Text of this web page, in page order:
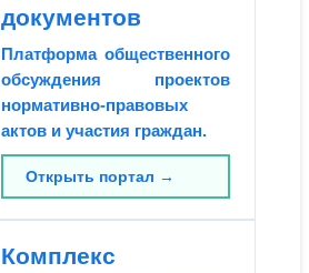
документов
Платформа общественного
обсуждения проектов
нормативно-правовых
актов и участия граждан.
Открыть портал →
Комплекс